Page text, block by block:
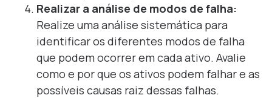
Realizar a análise de modos de falha:
Realize uma análise sistemática para
identificar os diferentes modos de falha
que podem ocorrer em cada ativo. Avalie
como e por que os ativos podem falhar e as
possíveis causas raiz dessas falhas.